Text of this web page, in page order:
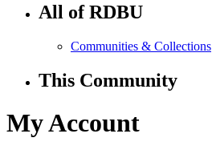
All of RDBU
Communities & Collections
This Community
My Account